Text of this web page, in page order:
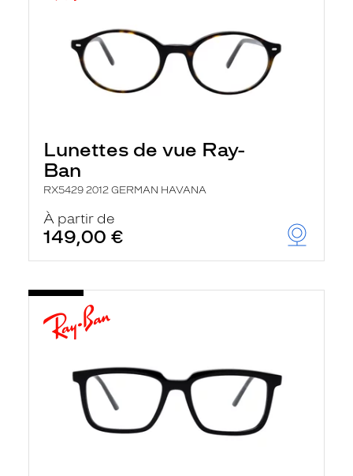
Lunettes de vue Ray-
Ban
RX5429 2012 GERMAN HAVANA
À partir de
149,00 €